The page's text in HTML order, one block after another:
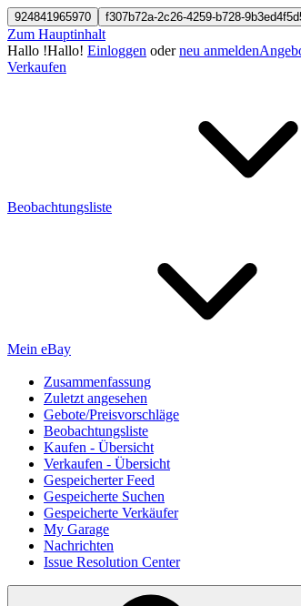
924841965970 f307b72a-2c26-4259-b728-
Zum Hauptinhalt
Hallo !Hallo! Einloggen oderneu anmelden
Verkaufen
Beobachtungsliste
Mein eBay
Zusammenfassung
Zuletzt angesehen
Gebote/Preisvorschläge
Beobachtungsliste
Kaufen - Übersicht
Verkaufen - Übersicht
Gespeicherter Feed
Gespeicherte Suchen
Gespeicherte Verkäufer
My Garage
Nachrichten
Issue Resolution Center